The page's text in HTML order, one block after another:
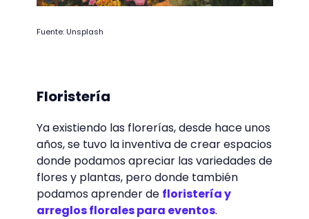
Fuente: Unsplash
Floristería
Ya existiendo las florerías, desde hace unos
años, se tuvo la inventiva de crear espacios
donde podamos apreciar las variedades de
flores y plantas, pero donde también
podamos aprender de floristería y
arreglos florales para eventos.